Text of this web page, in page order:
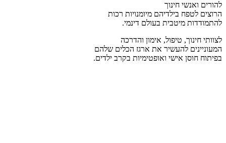
להורים ואנשי חינוך
הרוצים לטפח בילדיהם מיומנויות רכות
להתמודדות מיטבית בעולם דינמי.
לצוותי חינוך, טיפול, אימון והדרכה
המעוניינים להעשיר את ארגז הכלים שלהם
בפיתוח חוסן אישי ואופטימיות בקרב ילדים.